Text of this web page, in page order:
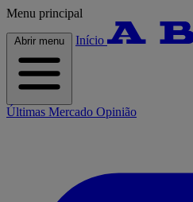
Menu principal
Abrir menu Início
Últimas Mercado Opinião